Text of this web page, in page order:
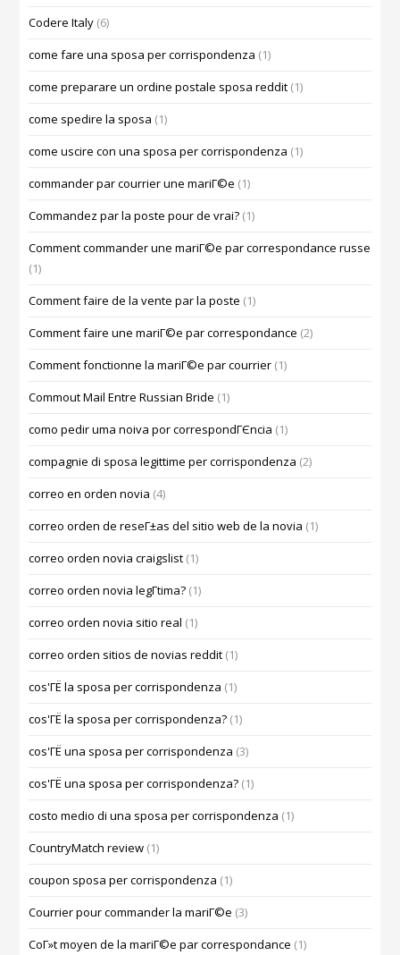
Codere Italy (6)
come fare una sposa per corrispondenza (1)
come preparare un ordine postale sposa reddit (1)
come spedire la sposa (1)
come uscire con una sposa per corrispondenza (1)
commander par courrier une mariГ©e (1)
Commandez par la poste pour de vrai? (1)
Comment commander une mariГ©e par correspondance russe
(1)
Comment faire de la vente par la poste (1)
Comment faire une mariГ©e par correspondance (2)
Comment fonctionne la mariГ©e par courrier (1)
Commout Mail Entre Russian Bride (1)
como pedir uma noiva por correspondГЄncia (1)
compagnie di sposa legittime per corrispondenza (2)
correo en orden novia (4)
correo orden de reseГ±as del sitio web de la novia (1)
correo orden novia craigslist (1)
correo orden novia legГ­tima? (1)
correo orden novia sitio real (1)
correo orden sitios de novias reddit (1)
cos'ГЁ la sposa per corrispondenza (1)
cos'ГЁ la sposa per corrispondenza? (1)
cos'ГЁ una sposa per corrispondenza (3)
cos'ГЁ una sposa per corrispondenza? (1)
costo medio di una sposa per corrispondenza (1)
CountryMatch review (1)
coupon sposa per corrispondenza (1)
Courrier pour commander la mariГ©e (3)
CoГ»t moyen de la mariГ©e par correspondance (1)